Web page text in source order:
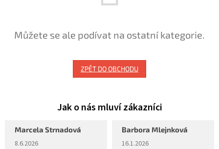
Můžete se ale podívat na ostatní kategorie.
ZPĚT DO OBCHODU
Marcela Strnadová
Hodnocení obchodu je 5 z 5 hvězdiček.
8.6.2026
Barbora Mlejnková
Hodnocení obchodu je 5 z 5
16.1.2026